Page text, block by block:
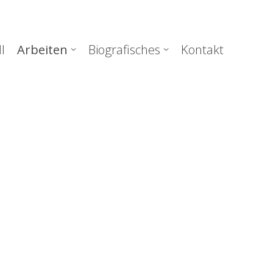
Arbeiten Biografisches Kontakt